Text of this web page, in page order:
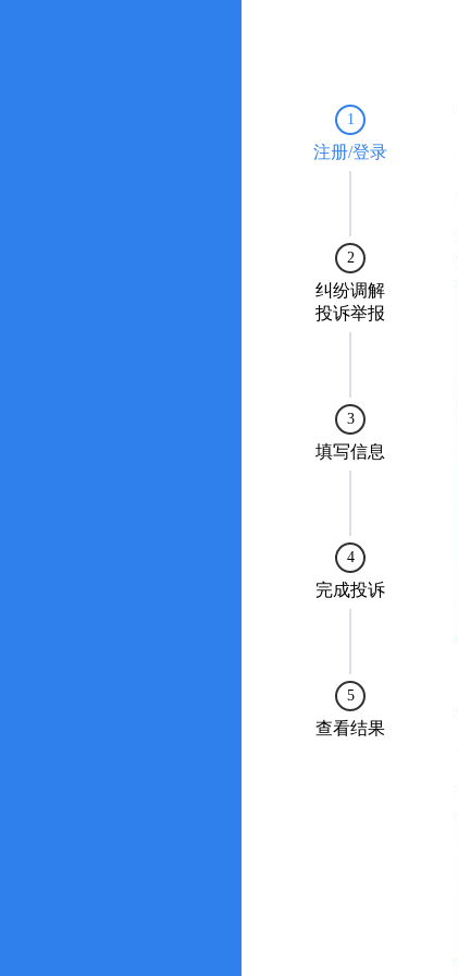
1
注册/登录
2
纠纷调解
投诉举报
3
填写信息
4
完成投诉
5
查看结果